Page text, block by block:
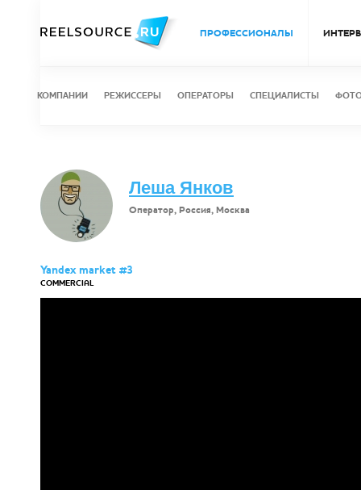
ПРОФЕССИОНАЛЫ
КОМПАНИИ РЕЖИССЕРЫ ОПЕРАТОРЫ СПЕЦИАЛИСТЫ
Леша Янков
Оператор, Россия, Москва
Yandex market #3
COMMERCIAL